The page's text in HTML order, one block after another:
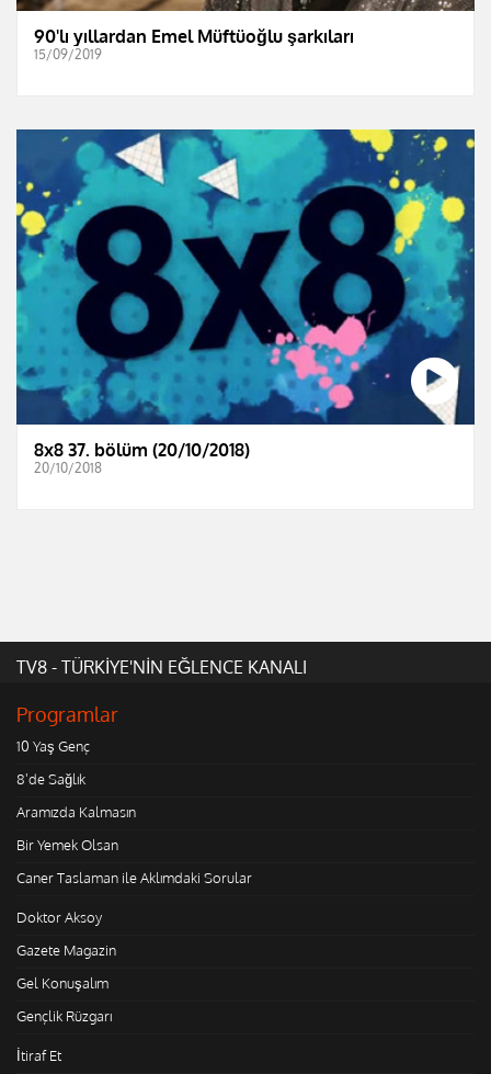
90'lı yıllardan Emel Müftüoğlu şarkıları
15/09/2019
8x8 37. bölüm (20/10/2018)
20/10/2018
TV8 - TÜRKİYE'NİN EĞLENCE KANALI
Programlar
10 Yaş Genç
8'de Sağlık
Aramızda Kalmasın
Bir Yemek Olsan
Caner Taslaman ile Aklımdaki Sorular
Doktor Aksoy
Gazete Magazin
Gel Konuşalım
Gençlik Rüzgarı
İtiraf Et